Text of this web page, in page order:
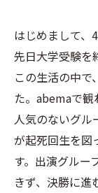
はじめまして、
先日大学受験を
この生活の中
た。abemaで観
人気のないグル
が起死回生を図
す。出演グルー
きず、決勝に進